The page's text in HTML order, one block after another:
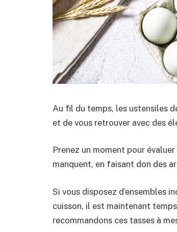
Au fil du temps, les ustensiles
et de vous retrouver avec des
Prenez un moment pour
manquent, en faisant don des
Si vous disposez d’ensembles
cuisson, il est maintenant
recommandons ces tasses à